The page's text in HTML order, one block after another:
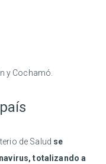
y Cochamó.
de Salud se
totalizando a